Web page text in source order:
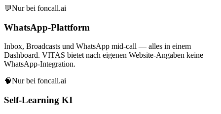
💬Nur bei foncall.ai
WhatsApp-Plattform
Inbox, Broadcasts und WhatsApp mid-call — alles in einem
Dashboard. VITAS bietet nach eigenen Website-Angaben keine
WhatsApp-Integration.
🧠Nur bei foncall.ai
Self-Learning KI